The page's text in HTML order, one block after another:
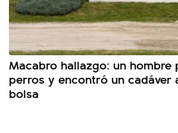
Macabro hallazgo: un hombre
perros y encontró un cadáver
bolsa